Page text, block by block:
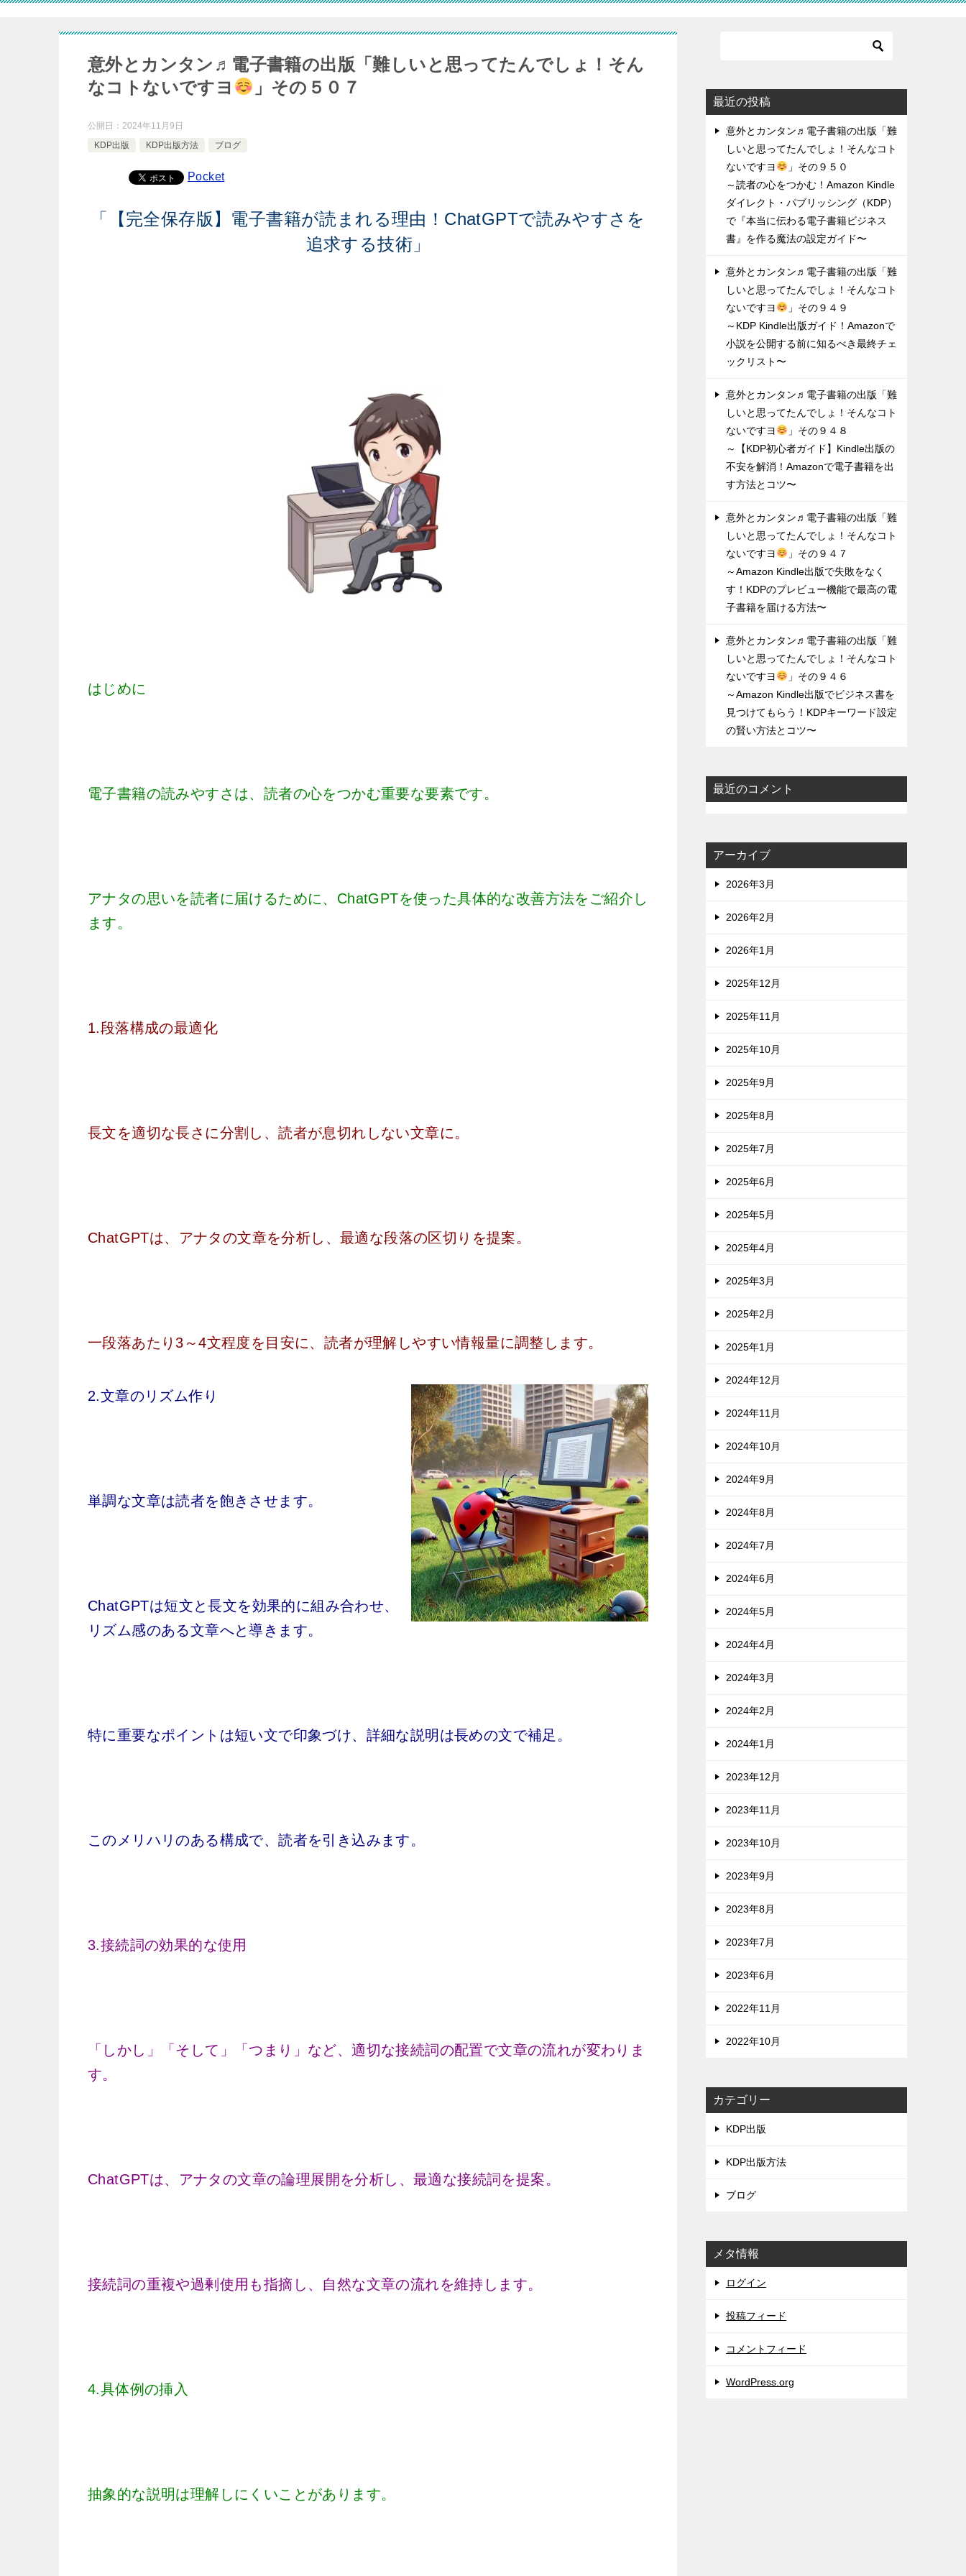
意外とカンタン♬電子書籍の出版「難しいと思ってたんでしょ！そん
なコトないですヨ
」その５０７
公開日： 2024年11月9日
KDP出版
KDP出版方法 ブログ
Pocket
「【完全保存版】電子書籍が読まれる理由！ChatGPTで読みやすさを
追求する技術」
はじめに
電子書籍の読みやすさは、読者の心をつかむ重要な要素です。
アナタの思いを読者に届けるために、ChatGPTを使った具体的な改善方法をご紹介し
ます。
1.段落構成の最適化
長文を適切な長さに分割し、読者が息切れしない文章に。
ChatGPTは、アナタの文章を分析し、最適な段落の区切りを提案。
一段落あたり3～4文程度を目安に、読者が理解しやすい情報量に調整します。
2.文章のリズム作り
単調な文章は読者を飽きさせます。
ChatGPTは短文と長文を効果的に組み合わせ、
リズム感のある文章へと導きます。
特に重要なポイントは短い文で印象づけ、詳細な説明は長めの文で補足。
このメリハリのある構成で、読者を引き込みます。
3.接続詞の効果的な使用
「しかし」「そして」「つまり」など、適切な接続詞の配置で文章の流れが変わりま
す。
ChatGPTは、アナタの文章の論理展開を分析し、最適な接続詞を提案。
接続詞の重複や過剰使用も指摘し、自然な文章の流れを維持します。
4.具体例の挿入
抽象的な説明は理解しにくいことがあります。
最近の投稿
意外とカンタン♬電子書籍の出版「難
しいと思ってたんでしょ！そんなコト
ないですヨ
」その９５０
～読者の心をつかむ！Amazon Kindle
ダイレクト・パブリッシング（KDP）
で『本当に伝わる電子書籍ビジネス
書』を作る魔法の設定ガイド〜
意外とカンタン♬電子書籍の出版「難
しいと思ってたんでしょ！そんなコト
ないですヨ
」その９４９
～KDP Kindle出版ガイド！Amazonで
小説を公開する前に知るべき最終チェ
ックリスト〜
意外とカンタン♬電子書籍の出版「難
しいと思ってたんでしょ！そんなコト
ないですヨ
」その９４８
～【KDP初心者ガイド】Kindle出版の
不安を解消！Amazonで電子書籍を出
す方法とコツ〜
意外とカンタン♬電子書籍の出版「難
しいと思ってたんでしょ！そんなコト
ないですヨ
」その９４７
～Amazon Kindle出版で失敗をなく
す！KDPのプレビュー機能で最高の電
子書籍を届ける方法〜
意外とカンタン♬電子書籍の出版「難
しいと思ってたんでしょ！そんなコト
ないですヨ
」その９４６
～Amazon Kindle出版でビジネス書を
見つけてもらう！KDPキーワード設定
の賢い方法とコツ〜
最近のコメント
アーカイブ
2026年3月
2026年2月
2026年1月
2025年12月
2025年11月
2025年10月
2025年9月
2025年8月
2025年7月
2025年6月
2025年5月
2025年4月
2025年3月
2025年2月
2025年1月
2024年12月
2024年11月
2024年10月
2024年9月
2024年8月
2024年7月
2024年6月
2024年5月
2024年4月
2024年3月
2024年2月
2024年1月
2023年12月
2023年11月
2023年10月
2023年9月
2023年8月
2023年7月
2023年6月
2022年11月
2022年10月
カテゴリー
KDP出版
KDP出版方法
ブログ
メタ情報
ログイン
投稿フィード
コメントフィード
WordPress.org